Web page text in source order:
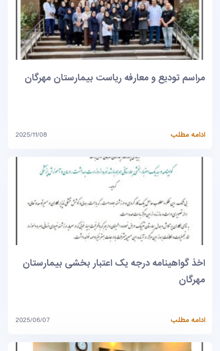
مراسم تودیع و معارفه ریاست بیمارستان مهرگان
ادامه مطلب 2025/11/08
اخذ گواهینامه درجه یک اعتبار بخشی بیمارستان
مهرگان
ادامه مطلب 2025/06/07